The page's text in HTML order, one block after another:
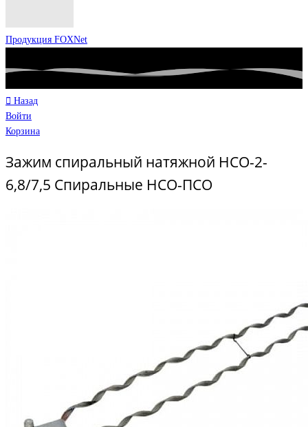
Продукция FOXNet
Назад
Войти
Корзина
Зажим спиральный натяжной НСО-2-
6,8/7,5 Спиральные НСО-ПСО